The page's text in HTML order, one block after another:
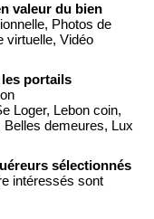
valeur du bien
Photos de
virtuelle, Vidéo
portails
Loger, Lebon coin,
demeures, Lux
sélectionnés
intéressés sont